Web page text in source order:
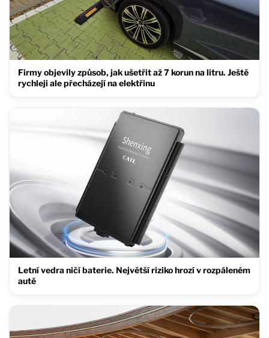
Firmy objevily způsob, jak ušetřit až 7 korun na litru. Ještě
rychleji ale přecházejí na elektřinu
Letní vedra ničí baterie. Největší riziko hrozí v rozpáleném
autě